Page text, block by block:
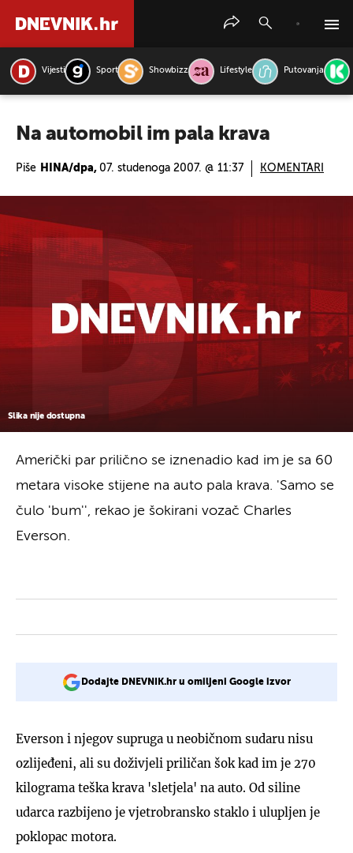
Vijesti Sport Showbizz Lifestyle Putovanja
Na automobil im pala krava
Piše HINA/dpa, 07. studenoga 2007. @ 11:37 KOMENTARI
Slika nije dostupna
Američki par prilično se iznenadio kad im je sa 60
metara visoke stijene na auto pala krava. 'Samo se
čulo 'bum'', rekao je šokirani vozač Charles
Everson.
Dodajte DNEVNIK.hr u omiljeni Google izvor
Everson i njegov supruga u neobičnom sudaru nisu
ozlijeđeni, ali su doživjeli priličan šok kad im je 270
kilograma teška krava 'sletjela' na auto. Od siline
udarca razbijeno je vjetrobransko staklo i ulupljen je
poklopac motora.
PRETRAŽITE VIJESTI